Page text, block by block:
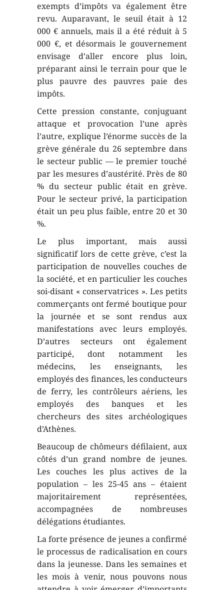
exempts d’impôts va également être
revu. Auparavant, le seuil était à 12
000 € annuels, mais il a été réduit à 5
000 €, et désormais le gouvernement
envisage d’aller encore plus loin,
préparant ainsi le terrain pour que le
plus pauvre des pauvres paie des
impôts.
Cette pression constante, conjuguant
attaque et provocation l’une après
l’autre, explique l’énorme succès de la
grève générale du 26 septembre dans
le secteur public — le premier touché
par les mesures d’austérité. Près de 80
% du secteur public était en grève.
Pour le secteur privé, la participation
était un peu plus faible, entre 20 et 30
%.
Le plus important, mais aussi
significatif lors de cette grève, c’est la
participation de nouvelles couches de
la société, et en particulier les couches
soi-disant « conservatrices ». Les petits
commerçants ont fermé boutique pour
la journée et se sont rendus aux
manifestations avec leurs employés.
D’autres secteurs ont également
participé, dont notamment les
médecins, les enseignants, les
employés des finances, les conducteurs
de ferry, les contrôleurs aériens, les
employés des banques et les
chercheurs des sites archéologiques
d’Athènes.
Beaucoup de chômeurs défilaient, aux
côtés d’un grand nombre de jeunes.
Les couches les plus actives de la
population – les 25-45 ans – étaient
majoritairement représentées,
accompagnées de nombreuses
délégations étudiantes.
La forte présence de jeunes a confirmé
le processus de radicalisation en cours
dans la jeunesse. Dans les semaines et
les mois à venir, nous pouvons nous